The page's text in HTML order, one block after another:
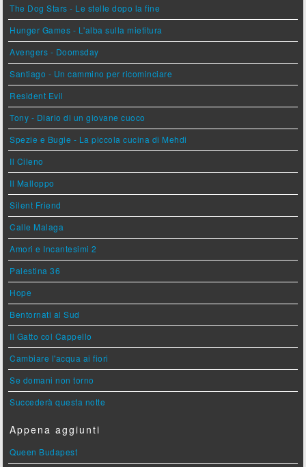
The Dog Stars - Le stelle dopo la fine
Hunger Games - L'alba sulla mietitura
Avengers - Doomsday
Santiago - Un cammino per ricominciare
Resident Evil
Tony - Diario di un giovane cuoco
Spezie e Bugie - La piccola cucina di Mehdi
Il Cileno
Il Malloppo
Silent Friend
Calle Malaga
Amori e Incantesimi 2
Palestina 36
Hope
Bentornati al Sud
Il Gatto col Cappello
Cambiare l'acqua ai fiori
Se domani non torno
Succederà questa notte
Appena aggiunti
Queen Budapest